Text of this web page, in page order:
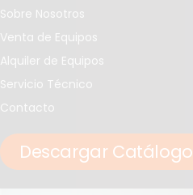
Sobre Nosotros
Venta de Equipos
Alquiler de Equipos
Servicio Técnico
Contacto
Descargar Catálogo